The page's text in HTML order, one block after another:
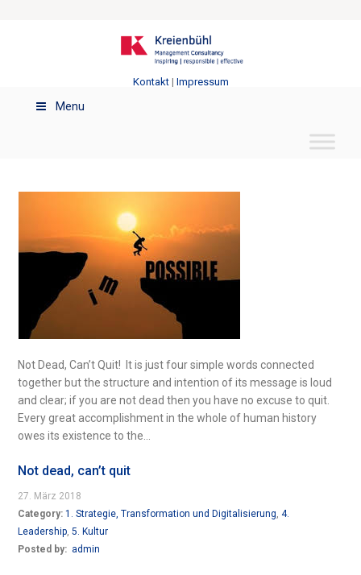
Kontakt| Impressum
Menu
Not Dead, Can’t Quit! It is just four simple words connected
together but the structure and intention of its message is loud
and clear; if you are not dead then you have no excuse to quit.
Every great accomplishment in the whole of human history
owes its existence to the...
Not dead, can’t quit
27. März 2018
Category:1. Strategie, Transformation und Digitalisierung,4.
Leadership,5. Kultur
Posted by: admin